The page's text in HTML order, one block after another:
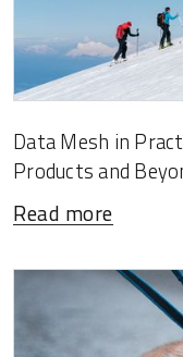
Data Mesh in
Products and
Read more